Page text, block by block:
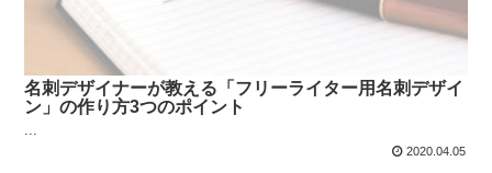
名刺デザイナーが教える「フリーライター用名刺デザイ
ン」の作り方3つのポイント
...
2020.04.05